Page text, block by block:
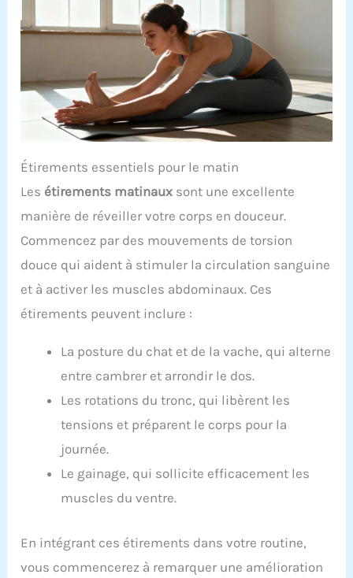
Étirements essentiels pour le matin
Les étirements matinaux sont une excellente
manière de réveiller votre corps en douceur.
Commencez par des mouvements de torsion
douce qui aident à stimuler la circulation sanguine
et à activer les muscles abdominaux. Ces
étirements peuvent inclure :
La posture du chat et de la vache, qui alterne
entre cambrer et arrondir le dos.
Les rotations du tronc, qui libèrent les
tensions et préparent le corps pour la
journée.
Le gainage, qui sollicite efficacement les
muscles du ventre.
En intégrant ces étirements dans votre routine,
vous commencerez à remarquer une amélioration